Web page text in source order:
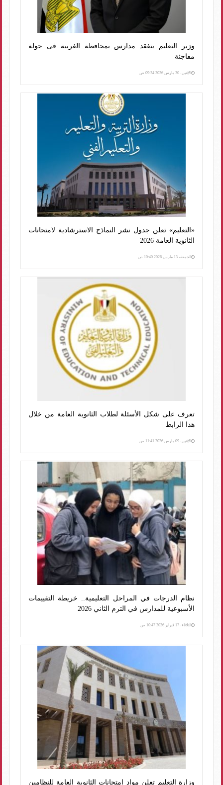
وزير التعليم يتفقد مدارس بمحافظة الغربية فى جولة
مفاجئة
الإثنين، 30 مارس 2026 09:34 ص
«التعليم» تعلن جدول نشر النماذج الاسترشادية لامتحانات
الثانوية العامة 2026
الجمعة، 13 مارس 2026 10:40 ص
تعرف على شكل الأسئلة لطلاب الثانوية العامة من خلال
هذا الرابط
الإثنين، 09 مارس 2026 11:41 ص
نظام الدرجات في المراحل التعليمية.. خريطة التقييمات
الأسبوعية للمدارس في الترم الثاني 2026
الثلاثاء، 17 فبراير 2026 10:47 ص
وزارة التعليم تعلن مواد امتحانات الثانوية العامة للنظامين